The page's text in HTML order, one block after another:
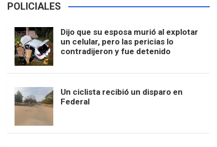
POLICIALES
Dijo que su esposa murió al explotar
un celular, pero las pericias lo
contradijeron y fue detenido
Un ciclista recibió un disparo en
Federal